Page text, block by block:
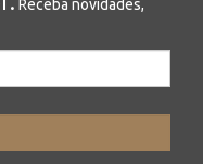
Receba novidades,